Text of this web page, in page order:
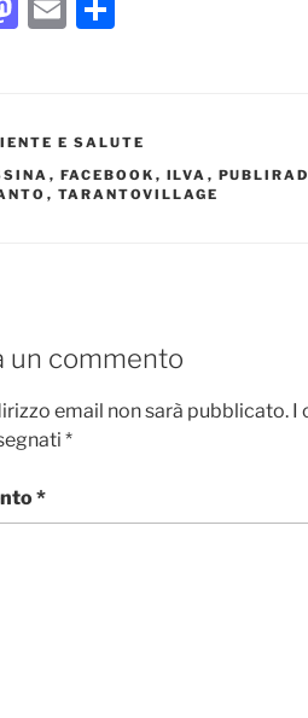
o
d
o
l
di
vi
di
E SALUTE
, FACEBOOK , ILVA ,
, TARANTOVILLAGE
un commento
email non sarà pubblicato. I
*
*